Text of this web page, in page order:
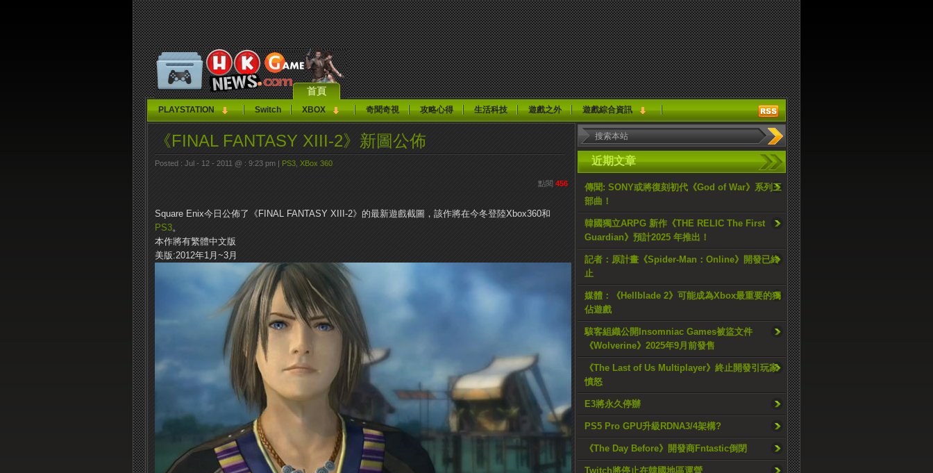
首頁
PLAYSTATION Switch XBOX 奇聞奇視 攻略心得 生活科技 遊戲之外 遊戲綜合資訊
近期文章
傳聞: SONY或將復刻初代《God of War》系列三
部曲！
韓國獨立ARPG 新作《THE RELIC The First
Guardian》預計2025 年推出！
記者：原計畫《Spider-Man：Online》開發已終
止
媒體：《Hellblade 2》可能成為Xbox最重要的獨
佔遊戲
駭客組織公開Insomniac Games被盜文件
《Wolverine》2025年9月前發售
《The Last of Us Multiplayer》終止開發引玩家
憤怒
E3將永久停辦
PS5 Pro GPU升級RDNA3/4架構?
《The Day Before》開發商Fntastic倒閉
Twitch將停止在韓國地區運營
《FINAL FANTASY XIII-2》新圖公佈
Posted : Jul - 12 - 2011 @ : 9:23 pm | PS3 XBox 360
點閱 456
Square Enix今日公佈了《FINAL FANTASY XIII-2》的最新遊戲截圖，該作將在今冬登陸Xbox360和
PS3。
本作將有繁體中文版
美版:2012年1月 ~3月